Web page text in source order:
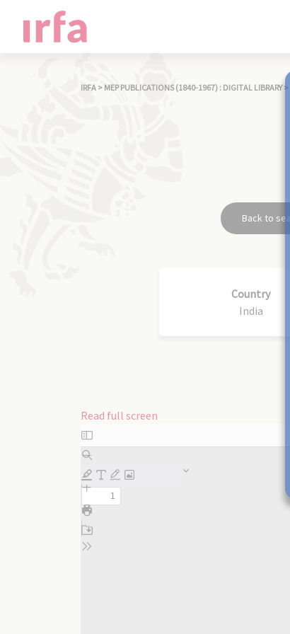
IRFA > MEP PUBLICATIONS (1840-1967) : DIGITAL LIBRARY >
Back to
Country
India
Read full screen
Skip
to
PDF
content